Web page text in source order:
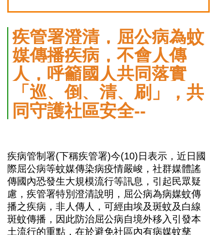
疾管署澄清，屈公病為蚊
媒傳播疾病，不會人傳
人，呼籲國人共同落實
「巡、倒、清、刷」，共
同守護社區安全--
疾病管制署(下稱疾管署)今(10)日表示，近日國
際屈公病等蚊媒傳染病疫情嚴峻，社群媒體謠
傳國內恐發生大規模流行等訊息，引起民眾疑
慮，疾管署特別澄清說明，屈公病為病媒蚊傳
播之疾病，非人傳人，可經由埃及斑蚊及白線
斑蚊傳播，因此防治屈公病自境外移入引發本
土流行的重點，在於避免社區內有病媒蚊孳